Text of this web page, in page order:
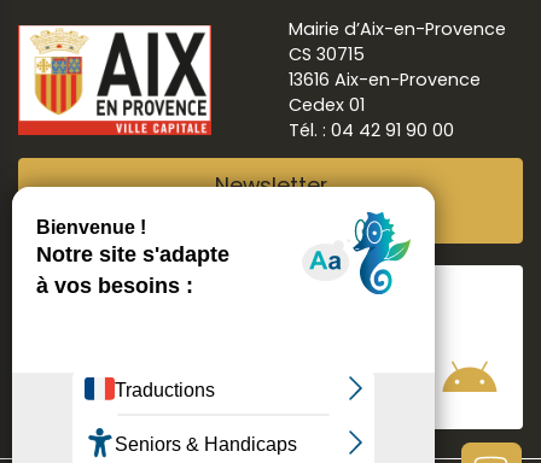
Mairie d’Aix-en-Provence
CS 30715
13616 Aix-en-Provence
Cedex 01
Tél. : 04 42 91 90 00
Newsletter
Suivre Aix ma ville